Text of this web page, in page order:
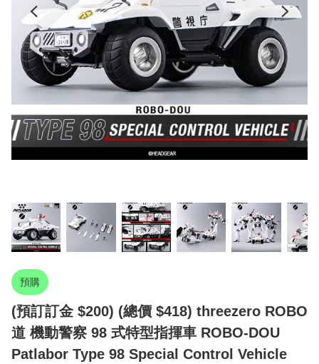
預購
(預訂訂金 $200) (總價 $418) threezero ROBO
道 機動警察 98 式特型指揮車 ROBO-DOU
Patlabor Type 98 Special Control Vehicle